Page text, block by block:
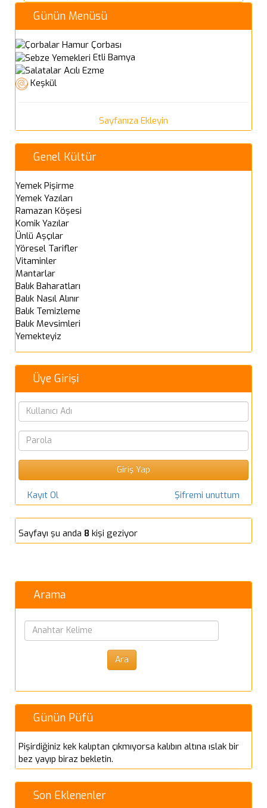
Günün Menüsü
Hamur Çorbası
Etli Bamya
Acılı Ezme
Keşkül
Sayfanıza Ekleyin
Genel Kültür
Yemek Pişirme
Yemek Yazıları
Ramazan Köşesi
Komik Yazılar
Ünlü Aşçılar
Yöresel Tarifler
Vitaminler
Mantarlar
Balık Baharatları
Balık Nasıl Alınır
Balık Temizleme
Balık Mevsimleri
Yemekteyiz
Üye Girişi
Kayıt Ol Şifremi unuttum
Sayfayı şu anda 8 kişi geziyor
Arama
Günün Püfü
Pişirdiğiniz kek kalıptan çıkmıyorsa kalıbın altına ıslak bir
bez yayıp biraz bekletin.
Son Eklenenler